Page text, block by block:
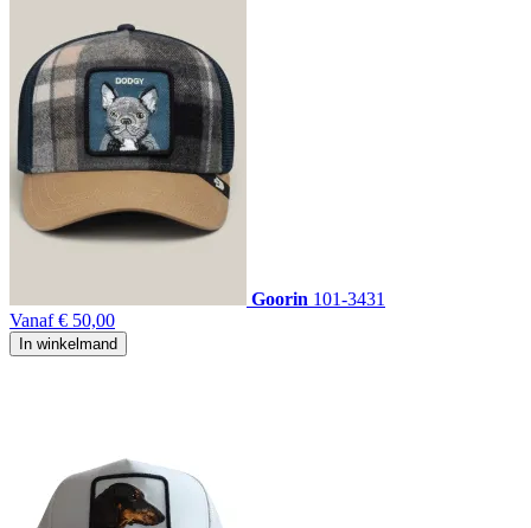
Goorin 101-3431
Vanaf € 50,00
In winkelmand